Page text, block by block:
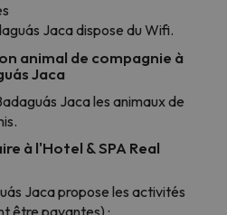
Jaca dispose du Wifi.
animal de compagnie à
Jaca
Jaca les animaux de
à l'Hotel & SPA Real
Jaca propose les activités
être payantes) :